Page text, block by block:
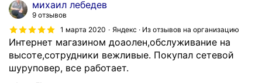
л
н
михаил лебедев
9 отзывов
1 марта 2020
Яндекс · Из отзывов на организацию
Интернет магазином доаолен,обслуживание на
высоте,сотрудники вежливые. Покупал сетевой
шуруповер, все работает.